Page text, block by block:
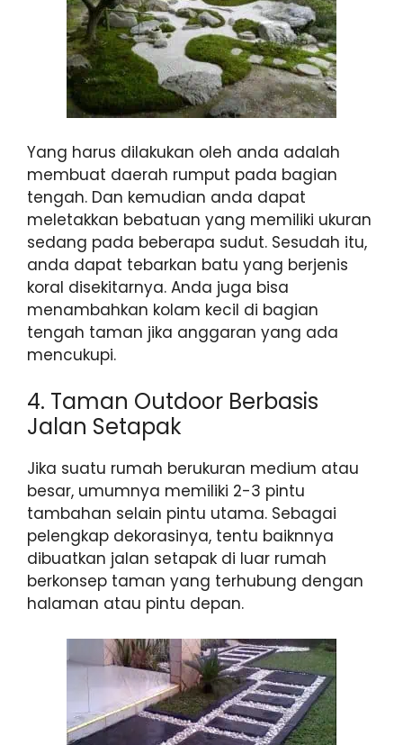
Yang harus dilakukan oleh anda adalah
membuat daerah rumput pada bagian
tengah. Dan kemudian anda dapat
meletakkan bebatuan yang memiliki ukuran
sedang pada beberapa sudut. Sesudah itu,
anda dapat tebarkan batu yang berjenis
koral disekitarnya. Anda juga bisa
menambahkan kolam kecil di bagian
tengah taman jika anggaran yang ada
mencukupi.
4. Taman Outdoor Berbasis
Jalan Setapak
Jika suatu rumah berukuran medium atau
besar, umumnya memiliki 2-3 pintu
tambahan selain pintu utama. Sebagai
pelengkap dekorasinya, tentu baiknnya
dibuatkan jalan setapak di luar rumah
berkonsep taman yang terhubung dengan
halaman atau pintu depan.